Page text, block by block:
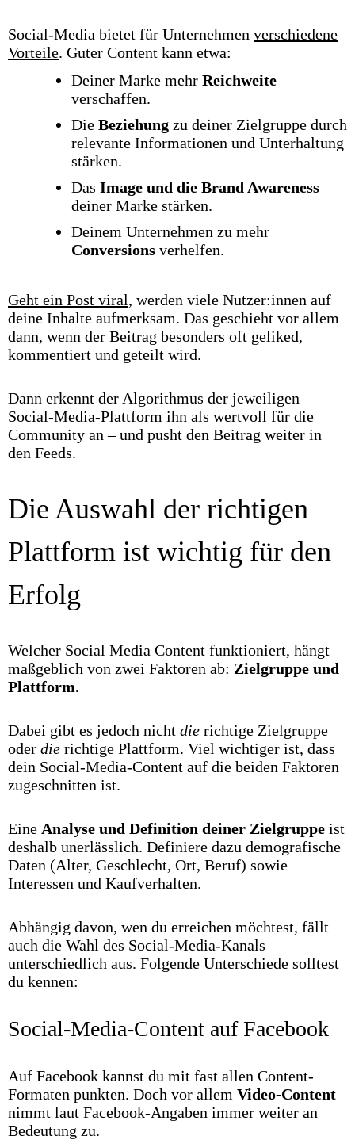
Social-Media bietet für Unternehmen verschiedene
Vorteile. Guter Content kann etwa:
Deiner Marke mehr Reichweite
verschaffen.
Die Beziehung zu deiner Zielgruppe durch
relevante Informationen und Unterhaltung
stärken.
Das Image und die Brand Awareness
deiner Marke stärken.
Deinem Unternehmen zu mehr
Conversions verhelfen.
Geht ein Post viral, werden viele Nutzer:innen auf
deine Inhalte aufmerksam. Das geschieht vor allem
dann, wenn der Beitrag besonders oft geliked,
kommentiert und geteilt wird.
Dann erkennt der Algorithmus der jeweiligen
Social-Media-Plattform ihn als wertvoll für die
Community an – und pusht den Beitrag weiter in
den Feeds.
Die Auswahl der richtigen
Plattform ist wichtig für den
Erfolg
Welcher Social Media Content funktioniert, hängt
maßgeblich von zwei Faktoren ab: Zielgruppe und
Plattform.
Dabei gibt es jedoch nicht die richtige Zielgruppe
oder die richtige Plattform. Viel wichtiger ist, dass
dein Social-Media-Content auf die beiden Faktoren
zugeschnitten ist.
Eine Analyse und Definition deiner Zielgruppe ist
deshalb unerlässlich. Definiere dazu demografische
Daten (Alter, Geschlecht, Ort, Beruf) sowie
Interessen und Kaufverhalten.
Abhängig davon, wen du erreichen möchtest, fällt
auch die Wahl des Social-Media-Kanals
unterschiedlich aus. Folgende Unterschiede solltest
du kennen:
Social-Media-Content auf Facebook
Auf Facebook kannst du mit fast allen Content-
Formaten punkten. Doch vor allem Video-Content
nimmt laut Facebook-Angaben immer weiter an
Bedeutung zu.